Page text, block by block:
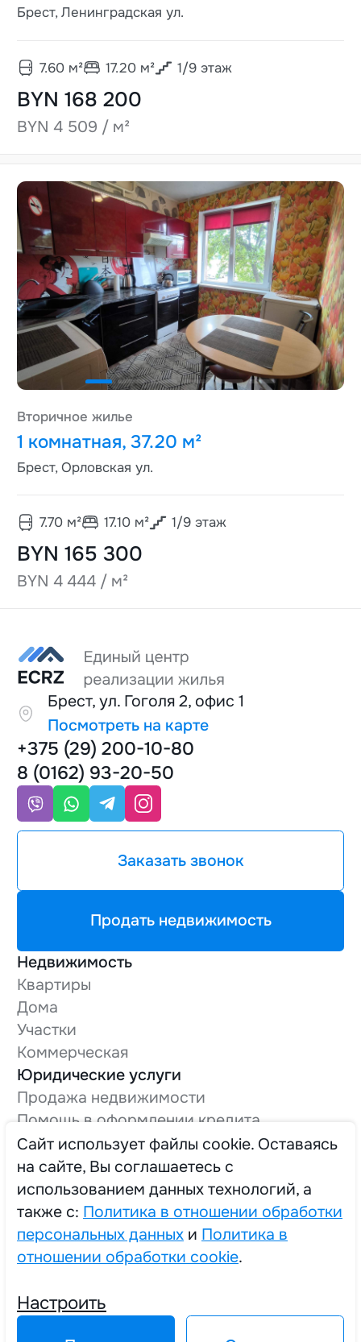
Брест, Ленинградская ул.
7.60м² 17.20м² 1/9этаж
BYN 168 200
BYN 4 509 / м²
Вторичное жилье
1 комнатная, 37.20 м²
Брест, Орловская ул.
7.70м² 17.10м² 1/9этаж
BYN 165 300
BYN 4 444 / м²
Брест, ул. Гоголя 2, офис 1
Посмотреть на карте
Недвижимость
Квартиры
Дома
Участки
Коммерческая
Юридические услуги
Продажа недвижимости
Помощь в оформлении кредита
Оформление технической документации
Вывод в нежилой фонд
О компании
Трудоустройство
+375 (29) 200-10-80
8 (0162) 93-20-50
Заказать звонок
Продать недвижимость
Политика в отношении обработки персональных данных
Cайт использует файлы cookie. Оставаясь
на сайте, Вы соглашаетесь с
использованием данных технологий, а
также с: Политика в отношении обработки
персональных данных и Политика в
отношении обработки cookie.
Настроить